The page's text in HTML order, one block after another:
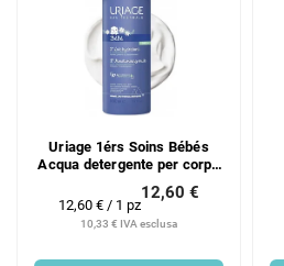
Uriage 1érs Soins Bébés
Acqua detergente per corpo
Pannolino 500 ml
10,33 € IVA esclusa
12,60 €
Prezzo
della
12,60 € / 1 pz